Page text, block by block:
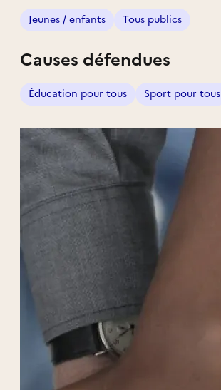
Jeunes / enfants Tous publics
Causes défendues
Éducation pour tous Sport pour tous